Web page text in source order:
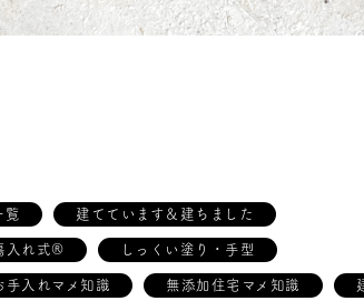
覧 建てています＆建ちました
入れ式® しっくい塗り・手型
手入れマメ知識 無添加住宅マメ知識